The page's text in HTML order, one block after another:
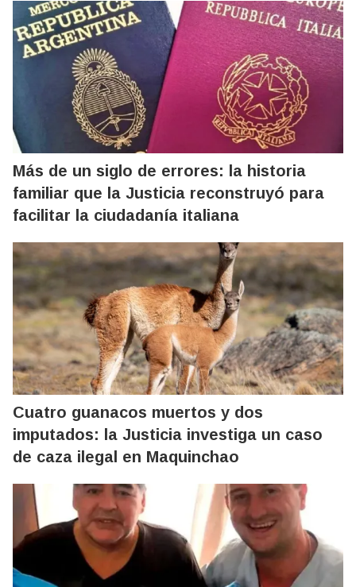
Más de un siglo de errores: la historia
familiar que la Justicia reconstruyó para
facilitar la ciudadanía italiana
Cuatro guanacos muertos y dos
imputados: la Justicia investiga un caso
de caza ilegal en Maquinchao